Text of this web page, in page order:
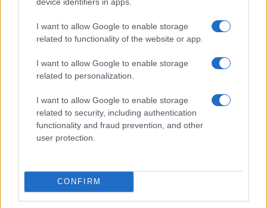
I want to allow Google to enable storage
related to functionality of the website or app.
I want to allow Google to enable storage
related to personalization.
I want to allow Google to enable storage
related to security, including authentication
functionality and fraud prevention, and other
user protection.
CONFIRM
Inkább felhőben tárolok mindent
Korábbi szavazások eredményei
Főoldal
Készülékekguru